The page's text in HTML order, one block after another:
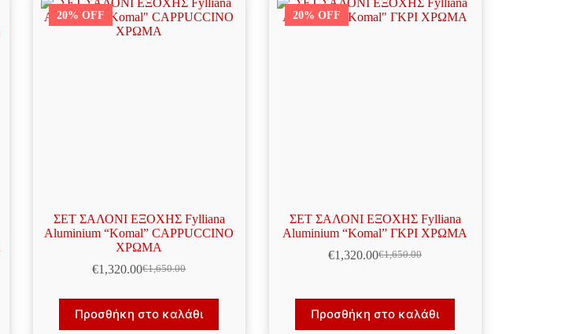
20% OFF
ΣΕΤ ΣΑΛΟΝΙ ΕΞΟΧΗΣ Fylliana
Aluminium “Komal” CAPPUCCINO
ΧΡΩΜΑ
€1,650.00
Original
was:
€1,650.00.
€1,320.00Η
τιμή
είναι:
Προσθήκη στο καλάθι
20% OFF
ΣΕΤ ΣΑΛΟΝΙ ΕΞΟΧΗΣ Fylliana
Aluminium “Komal” ΓΚΡΙ ΧΡΩΜΑ
€1,650.00
Original
€1,650.00.
€1,320.00Η
είναι:
€1,320.00.
Προσθήκη στο καλάθι